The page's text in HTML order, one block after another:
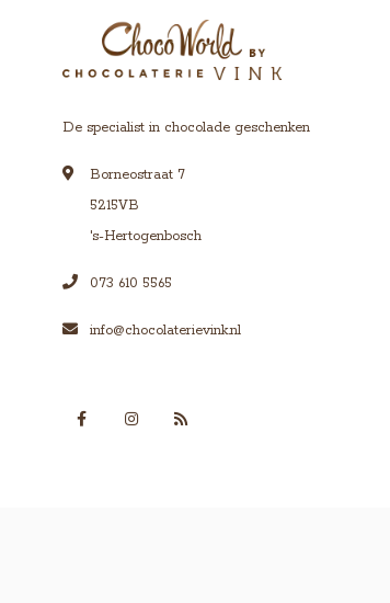
De specialist in chocolade geschenken
Borneostraat 7
5215VB
's-Hertogenbosch
073 610 5565
info@chocolaterievink.nl